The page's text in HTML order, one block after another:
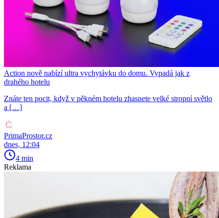
Action nově nabízí ultra vychytávku do domu. Vypadá jak z
drahého hotelu
Znáte ten pocit, když v pěkném hotelu zhasnete velké stropní světlo
a […]
PrimaProstor.cz
dnes, 12:04
4 min
Reklama